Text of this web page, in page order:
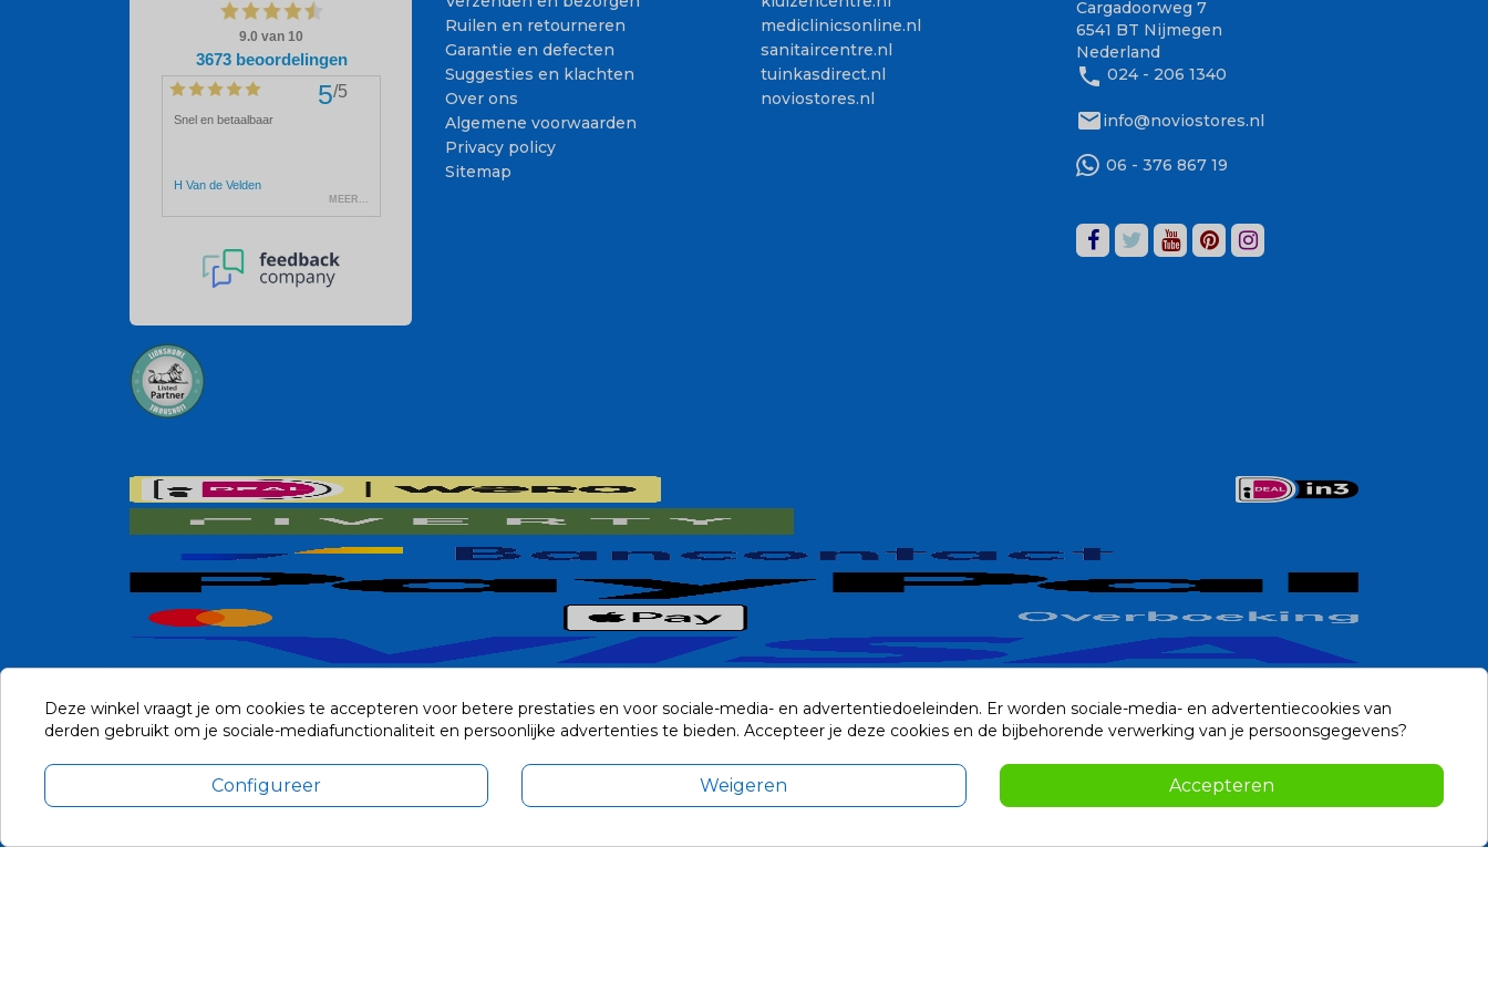
Ruilen en retourneren
Garantie en defecten
Suggesties en klachten
Over ons
Algemene voorwaarden
Privacy policy
Sitemap
mediclinicsonline.nl
sanitaircentre.nl
tuinkasdirect.nl
noviostores.nl
Cargadoorweg 7
6541 BT Nijmegen
Nederland
phone 024 - 206 1340
mailinfo@noviostores.nl
06 - 376 867 19
Alle prijzen zijn in Euro, inclusief BTW en andere heffingen en exclusief eventuele verzendkosten.
© 2014-2026 Noviostores.nl. Alle rechten voorbehouden.
Deze winkel vraagt je om cookies te accepteren voor betere prestaties en voor sociale-media- en advertentiedoeleinden. Er worden sociale-media- en advertentiecookies van
derden gebruikt om je sociale-mediafunctionaliteit en persoonlijke advertenties te bieden. Accepteer je deze cookies en de bijbehorende verwerking van je persoonsgegevens?
Configureer Weigeren Accepteren